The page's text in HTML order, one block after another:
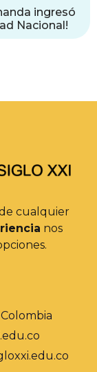
ingresó
Nacional!
cualquier
nos